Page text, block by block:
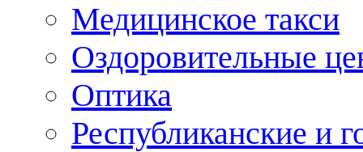
Медицинское такси
Оздоровительные
Оптика
Республиканские и